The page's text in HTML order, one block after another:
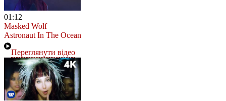
01:12
Masked Wolf
Astronaut In The Ocean
Переглянути відео